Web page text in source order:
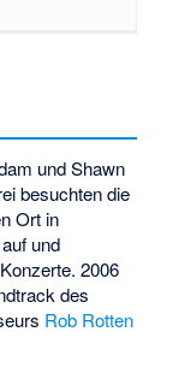
und Shawn
besuchten die
Ort in
und
2006
des
Rob Rotten